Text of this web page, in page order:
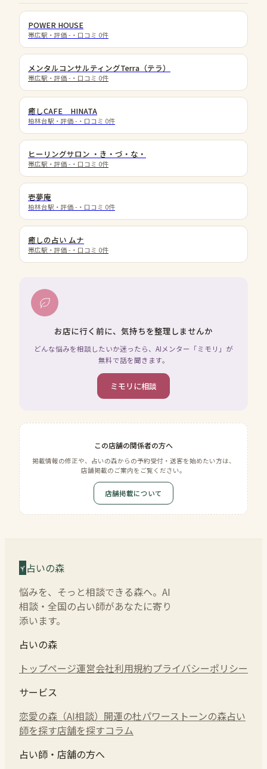
POWER HOUSE
帯広駅 ・評価 - ・口コミ 0件
メンタルコンサルティングTerra（テラ）
帯広駅 ・評価 - ・口コミ 0件
癒しCAFE HINATA
柏林台駅 ・評価 - ・口コミ 0件
ヒーリングサロン ・き・づ・な・
帯広駅 ・評価 - ・口コミ 0件
壱夢庵
柏林台駅 ・評価 - ・口コミ 0件
癒しの占い ムナ
帯広駅 ・評価 - ・口コミ 0件
お店に行く前に、気持ちを整理しませんか
どんな悩みを相談したいか迷ったら、AIメンター「ミモリ」が
無料で話を聞きます。
ミモリに相談
この店舗の関係者の方へ
掲載情報の修正や、占いの森からの予約受付・送客を始めたい方は、
店舗掲載のご案内をご覧ください。
店舗掲載について
占いの森
悩みを、そっと相談できる森へ。AI
相談・全国の占い師があなたに寄り
添います。
占いの森
トップページ運営会社利用規約プライバシーポリシー
サービス
恋愛の森（AI相談） 開運の杜パワーストーンの森占い
師を探す店舗を探すコラム
占い師・店舗の方へ